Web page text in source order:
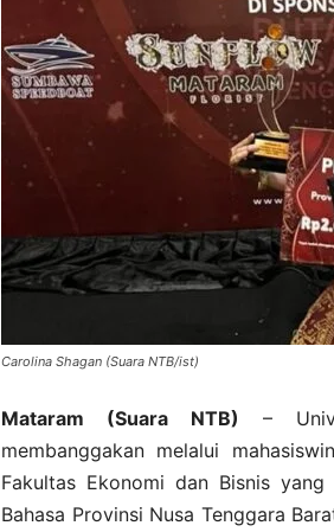
Carolina Shagan (Suara NTB/ist)
Mataram (Suara NTB) –
membanggakan melalui
Fakultas Ekonomi dan Bisnis
Bahasa Provinsi Nusa Tenggara